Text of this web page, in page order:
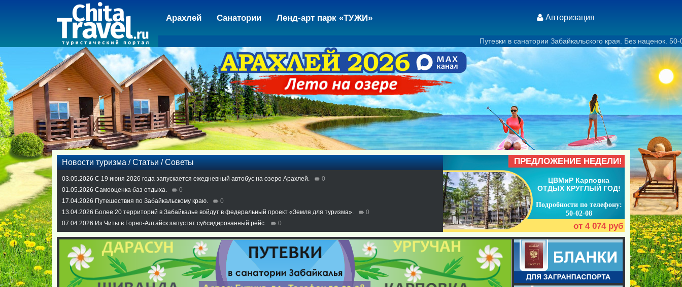
Арахлей Санатории Ленд-арт парк «ТУЖИ» Авторизация
Путевки в санатории Забайкальского края. Без наценок. 50-02-08
Новости туризма / Статьи / Советы
03.05.2026 С 19 июня 2026 года запускается ежедневный автобус на озеро Арахлей.
0
01.05.2026 Самооценка баз отдыха.
0
17.04.2026 Путешествия по Забайкальскому краю.
0
13.04.2026 Более 20 территорий в Забайкалье войдут в федеральный проект «Земля для туризма».
0
07.04.2026 Из Читы в Горно-Алтайск запустят субсидированный рейс. 0
ПРЕДЛОЖЕНИЕ НЕДЕЛИ!
ЦВМиР Карповка
ОТДЫХ КРУГЛЫЙ ГОД!
Подробности по телефону:
50-02-08
от 4 074 руб